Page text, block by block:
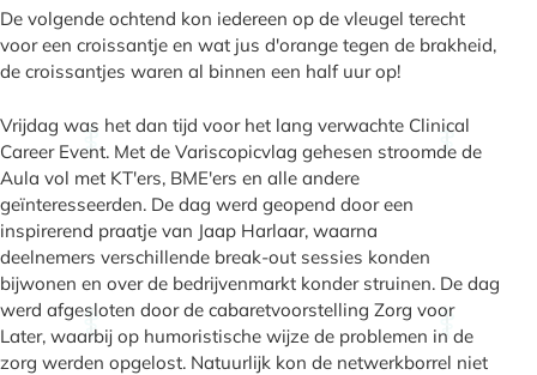
De volgende ochtend kon iedereen op de vleugel terecht
voor een croissantje en wat jus d'orange tegen de brakheid,
de croissantjes waren al binnen een half uur op!
Vrijdag was het dan tijd voor het lang verwachte Clinical
Career Event. Met de Variscopicvlag gehesen stroomde de
Aula vol met KT'ers, BME'ers en alle andere
geïnteresseerden. De dag werd geopend door een
inspirerend praatje van Jaap Harlaar, waarna
deelnemers verschillende break-out sessies konden
bijwonen en over de bedrijvenmarkt konder struinen. De dag
werd afgesloten door de cabaretvoorstelling Zorg voor
Later, waarbij op humoristische wijze de problemen in de
zorg werden opgelost. Natuurlijk kon de netwerkborrel niet